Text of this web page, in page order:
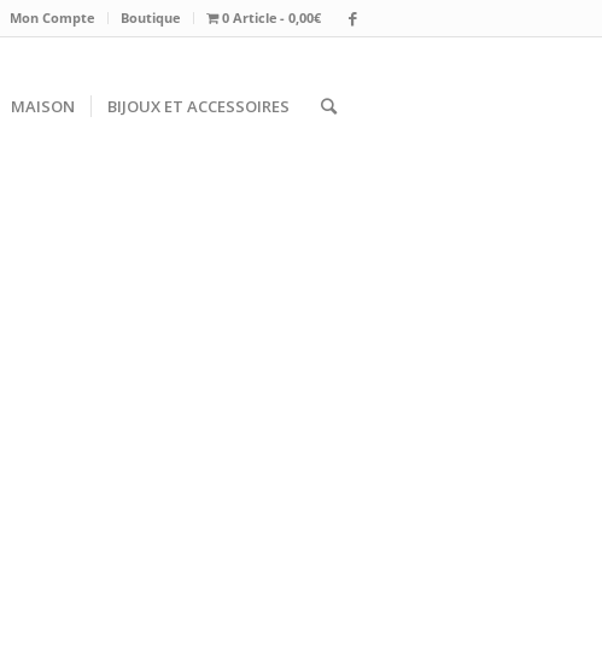
Mon Compte Boutique 0 Article 0,00€
MAISON BIJOUX ET ACCESSOIRES